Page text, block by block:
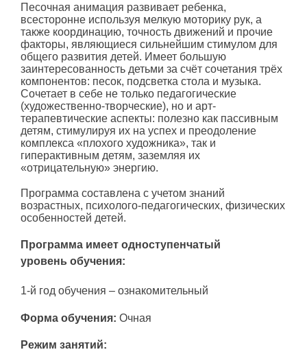
Песочная анимация развивает ребенка,
всесторонне используя мелкую моторику рук, а
также координацию, точность движений и прочие
факторы, являющиеся сильнейшим стимулом для
общего развития детей. Имеет большую
заинтересованность детьми за счёт сочетания трёх
компонентов: песок, подсветка стола и музыка.
Сочетает в себе не только педагогические
(художественно-творческие), но и арт-
терапевтические аспекты: полезно как пассивным
детям, стимулируя их на успех и преодоление
комплекса «плохого художника», так и
гиперактивным детям, заземляя их
«отрицательную» энергию.
Программа составлена с учетом знаний
возрастных, психолого-педагогических, физических
особенностей детей.
Программа имеет одноступенчатый
уровень обучения:
1-й год обучения – ознакомительный
Форма обучения: Очная
Режим занятий: